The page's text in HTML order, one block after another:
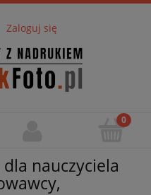
Zaloguj się
nauczyciela